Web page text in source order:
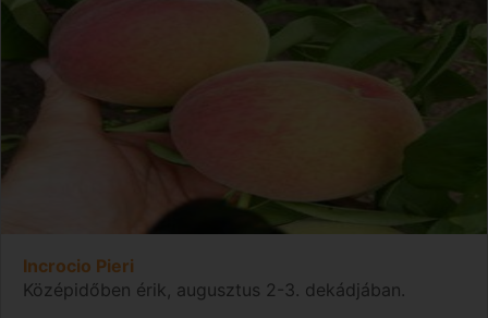
Incrocio Pieri
Középidőben érik, augusztus 2-3. dekádjában.